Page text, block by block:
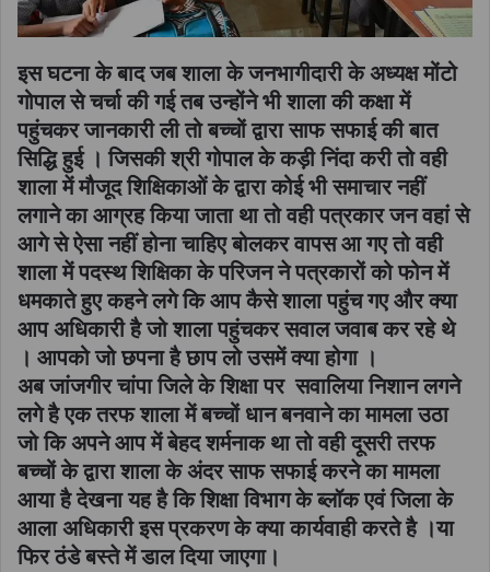
इस घटना के बाद जब शाला के जनभागीदारी के अध्यक्ष मोंटो
गोपाल से चर्चा की गई तब उन्होंने भी शाला की कक्षा में
पहुंचकर जानकारी ली तो बच्चों द्वारा साफ सफाई की बात
सिद्धि हुई । जिसकी श्री गोपाल के कड़ी निंदा करी तो वही
शाला में मौजूद शिक्षिकाओं के द्वारा कोई भी समाचार नहीं
लगाने का आग्रह किया जाता था तो वही पत्रकार जन वहां से
आगे से ऐसा नहीं होना चाहिए बोलकर वापस आ गए तो वही
शाला में पदस्थ शिक्षिका के परिजन ने पत्रकारों को फोन में
धमकाते हुए कहने लगे कि आप कैसे शाला पहुंच गए और क्या
आप अधिकारी है जो शाला पहुंचकर सवाल जवाब कर रहे थे
। आपको जो छपना है छाप लो उसमें क्या होगा ।
अब जांजगीर चांपा जिले के शिक्षा पर सवालिया निशान लगने
लगे है एक तरफ शाला में बच्चों धान बनवाने का मामला उठा
जो कि अपने आप में बेहद शर्मनाक था तो वही दूसरी तरफ
बच्चों के द्वारा शाला के अंदर साफ सफाई करने का मामला
आया है देखना यह है कि शिक्षा विभाग के ब्लॉक एवं जिला के
आला अधिकारी इस प्रकरण के क्या कार्यवाही करते है ।या
फिर ठंडे बस्ते में डाल दिया जाएगा।